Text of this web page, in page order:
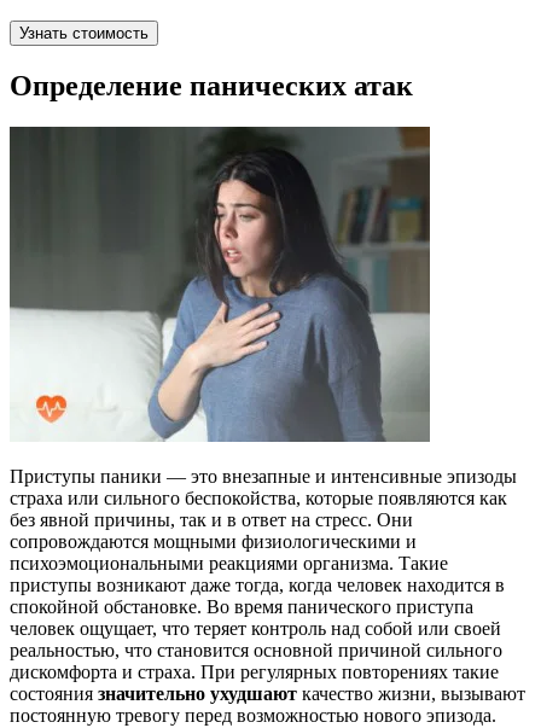
Узнать стоимость
Определение панических атак
Приступы паники — это внезапные и интенсивные эпизоды
страха или сильного беспокойства, которые появляются как
без явной причины, так и в ответ на стресс. Они
сопровождаются мощными физиологическими и
психоэмоциональными реакциями организма. Такие
приступы возникают даже тогда, когда человек находится в
спокойной обстановке. Во время панического приступа
человек ощущает, что теряет контроль над собой или своей
реальностью, что становится основной причиной сильного
дискомфорта и страха. При регулярных повторениях такие
состояния значительно ухудшают качество жизни, вызывают
постоянную тревогу перед возможностью нового эпизода.